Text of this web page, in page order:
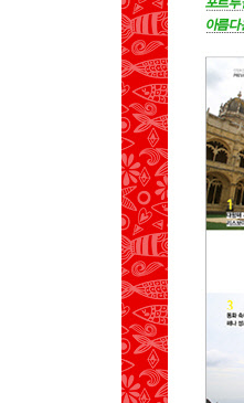
03 바이루 알투
MAP
SEE
EAT
BUY
04 벨렝
MAP
SEE
EAT
05 올리베